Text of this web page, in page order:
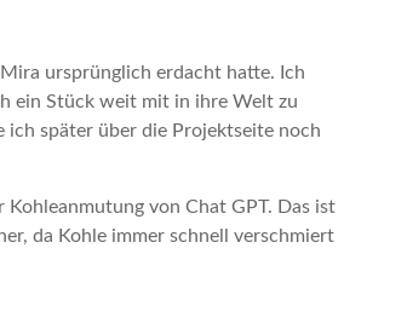
ursprünglich erdacht hatte. Ich
ein Stück weit mit in ihre Welt zu
ich später über die Projektseite noch
von Chat GPT. Das ist
da Kohle immer schnell verschmiert